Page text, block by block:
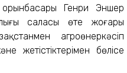
орынбасары Генри Эншер
саласы өте жоғары
агроөнеркәсіп
жетістіктерімен бөлісе